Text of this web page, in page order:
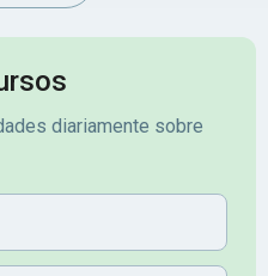
diariamente sobre